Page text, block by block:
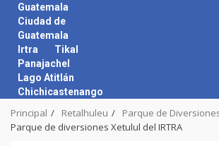
Guatemala
Ciudad de
Guatemala
Irtra
Tikal
Panajachel
Lago Atitlán
Chichicastenango
Principal Retalhuleu
Parque de
Parque de diversiones Xetulul del IRTRA